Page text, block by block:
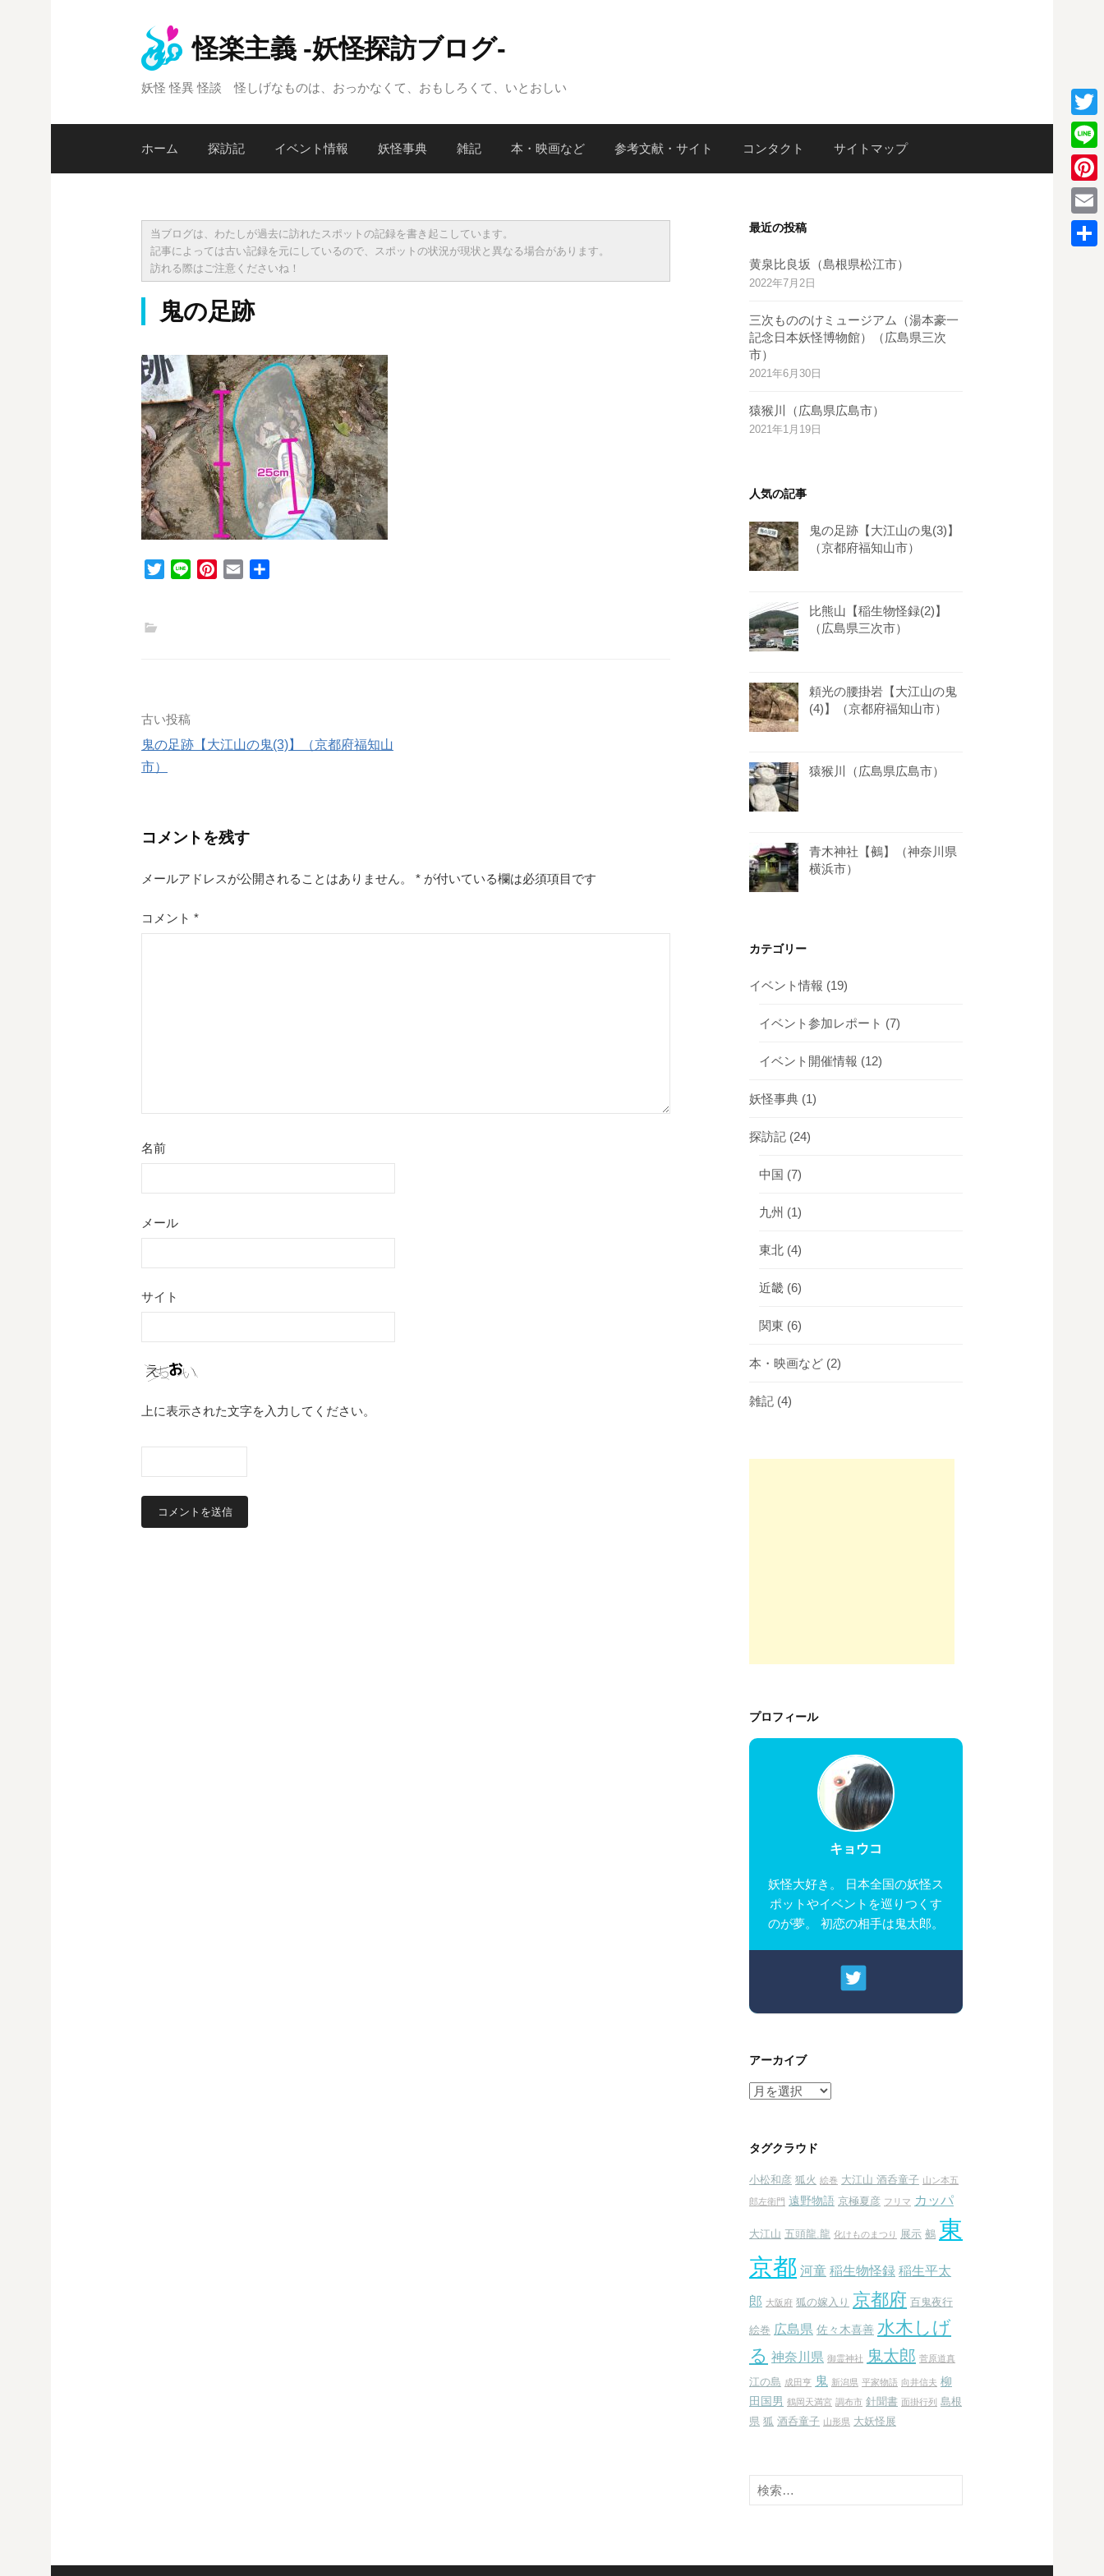
へ
怪楽主義 -妖怪探訪ブログ-
妖怪 怪異 怪談 怪しげなものは、おっかなくて、おもしろくて、いとおしい
ホーム 探訪記 イベント情報 妖怪事典 雑記 本・映画など 参考文献・サイト コンタクト サイトマップ
当ブログは、わたしが過去に訪れたスポットの記録を書き起こしています。
記事によっては古い記録を元にしているので、スポットの状況が現状と異なる場合があります。
訪れる際はご注意くださいね！
鬼の足跡
投
稿
ー
シ
古い投稿
鬼の足跡【大江山の鬼(3)】（京都府福知山
市）
コメントを残す
メールアドレスが公開されることはありません。 * が付いている欄は必須項目です
コメント *
名前
メール
サイト
上に表示された文字を入力してください。
最近の投稿
黄泉比良坂（島根県松江市）
2022年7月2日
三次もののけミュージアム（湯本豪一
記念日本妖怪博物館）（広島県三次
市）
2021年6月30日
猿猴川（広島県広島市）
2021年1月19日
人気の記事
鬼の足跡【大江山の鬼(3)】
（京都府福知山市）
比熊山【稲生物怪録(2)】
（広島県三次市）
頼光の腰掛岩【大江山の鬼
(4)】（京都府福知山市）
猿猴川（広島県広島市）
青木神社【鵺】（神奈川県
横浜市）
カテゴリー
イベント情報 (19)
イベント参加レポート (7)
イベント開催情報 (12)
妖怪事典 (1)
探訪記 (24)
中国 (7)
九州 (1)
東北 (4)
近畿 (6)
関東 (6)
本・映画など (2)
雑記 (4)
プロフィール
キョウコ
妖怪大好き。 日本全国の妖怪ス
ポットやイベントを巡りつくす
のが夢。 初恋の相手は鬼太郎。
アーカイブ
ア
イ
タグクラウド
小松和彦 狐火 絵巻 大江山 酒呑童子 山ン本五
郎左衛門 遠野物語 京極夏彦 フリマ カッパ
大江山 五頭龍.龍 化けものまつり 展示 鵺 東
京都 河童 稲生物怪録 稲生平太
郎 大阪府 狐の嫁入り 京都府 百鬼夜行
絵巻 広島県 佐々木喜善 水木しげ
る 神奈川県 御霊神社 鬼太郎 菅原道真
江の島 成田亨 鬼 新潟県 平家物語 向井信夫 柳
田国男 鶴岡天満宮 調布市 針聞書 面掛行列 島根
県 狐 酒呑童子 山形県 大妖怪展
検
索:
T
w
i
L
i
n
e
P
i
n
E